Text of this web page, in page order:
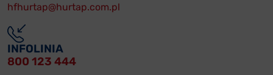
hfhurtap@hurtap.com.pl
INFOLINIA
800 123 444